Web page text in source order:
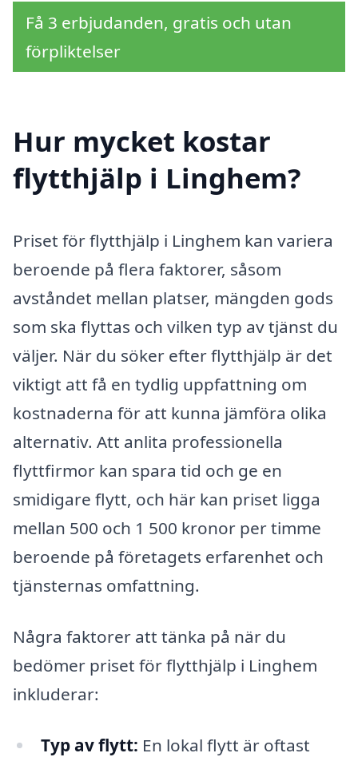
Få 3 erbjudanden, gratis och utan
förpliktelser
Hur mycket kostar
flytthjälp i Linghem?
Priset för flytthjälp i Linghem kan variera
beroende på flera faktorer, såsom
avståndet mellan platser, mängden gods
som ska flyttas och vilken typ av tjänst du
väljer. När du söker efter flytthjälp är det
viktigt att få en tydlig uppfattning om
kostnaderna för att kunna jämföra olika
alternativ. Att anlita professionella
flyttfirmor kan spara tid och ge en
smidigare flytt, och här kan priset ligga
mellan 500 och 1 500 kronor per timme
beroende på företagets erfarenhet och
tjänsternas omfattning.
Några faktorer att tänka på när du
bedömer priset för flytthjälp i Linghem
inkluderar:
Typ av flytt: En lokal flytt är oftast